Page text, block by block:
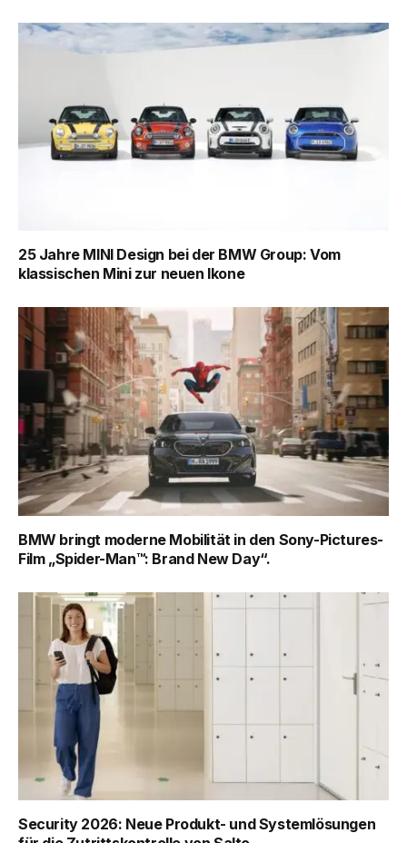
25 Jahre MINI Design bei der BMW Group: Vom
klassischen Mini zur neuen Ikone
BMW bringt moderne Mobilität in den Sony-Pictures-
Film „Spider-Man™: Brand New Day“.
Security 2026: Neue Produkt- und Systemlösungen